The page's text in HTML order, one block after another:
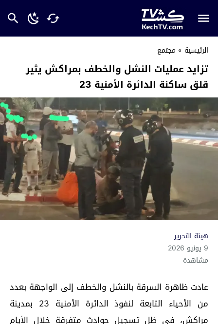
الرئيسية » مجتمع
تزايد عمليات النشل والخطف بمراكش يثير
قلق ساكنة الدائرة الأمنية 23
هيئة التحرير
9 يونيو 2026
مشاهدة
عادت ظاهرة السرقة بالنشل والخطف إلى الواجهة بعدد
من الأحياء التابعة لنفوذ الدائرة الأمنية 23 بمدينة
مراكش، في ظل تسجيل حوادث متفرقة خلال الأيام